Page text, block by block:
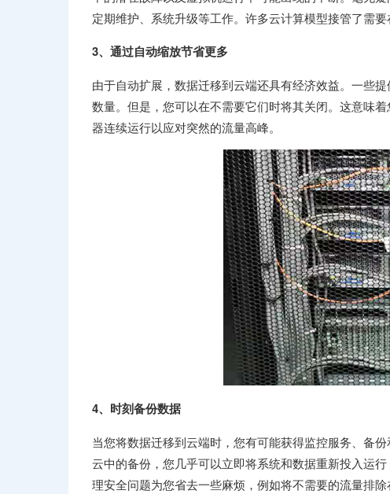
定期维护、系统升级等工作。许多云计算模型接管了需
3、通过自动缩放节省更多
由于自动扩展，数据迁移到云端还具有经济效益。一些
数量。但是，您可以在不需要它们时将其关闭。这意味
器连续运行以应对突然的流量高峰。
4、时刻备份数据
当您将数据迁移到云端时，您有可能获得监控服务、备
云中的备份，您几乎可以立即将系统和数据重新投入运
理安全问题为您省去一些麻烦，例如将不需要的流量排